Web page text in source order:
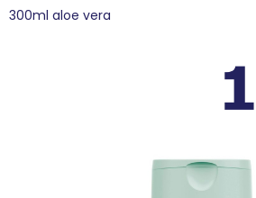
300ml aloe vera